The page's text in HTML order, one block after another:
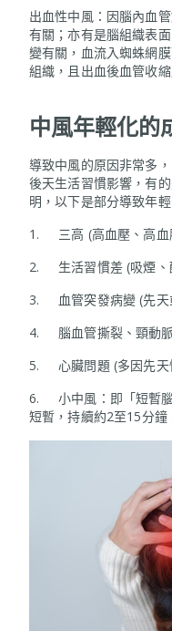
出血性中風：因腦內血
有關；亦有是腦組織表
變有關，血流入蜘蛛網
組織，且出血後血管收
中風年輕化的
導致中風的原因非常多
後天生活習慣影響，有
明，以下是部分導致年
1. 三高 (高血壓、高血
2. 生活習慣差 (吸煙、
3. 血管突發病變 (先天
4. 腦血管撕裂、頸動
5. 心臟問題 (多因先天
6. 小中風：即「短暫腦
短暫，持續約2至15分鐘